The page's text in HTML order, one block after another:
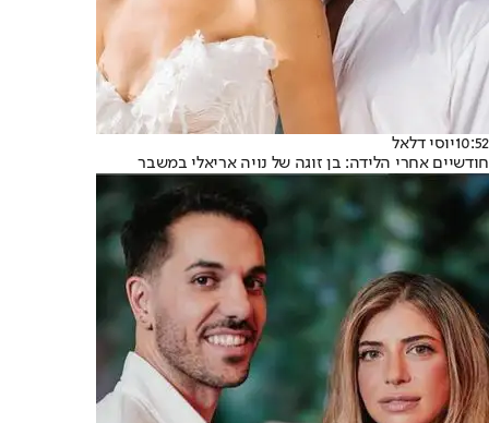
10:52יוסי דלאל
חודשיים אחרי הלידה: בן זוגה של נויה אריאלי במשבר